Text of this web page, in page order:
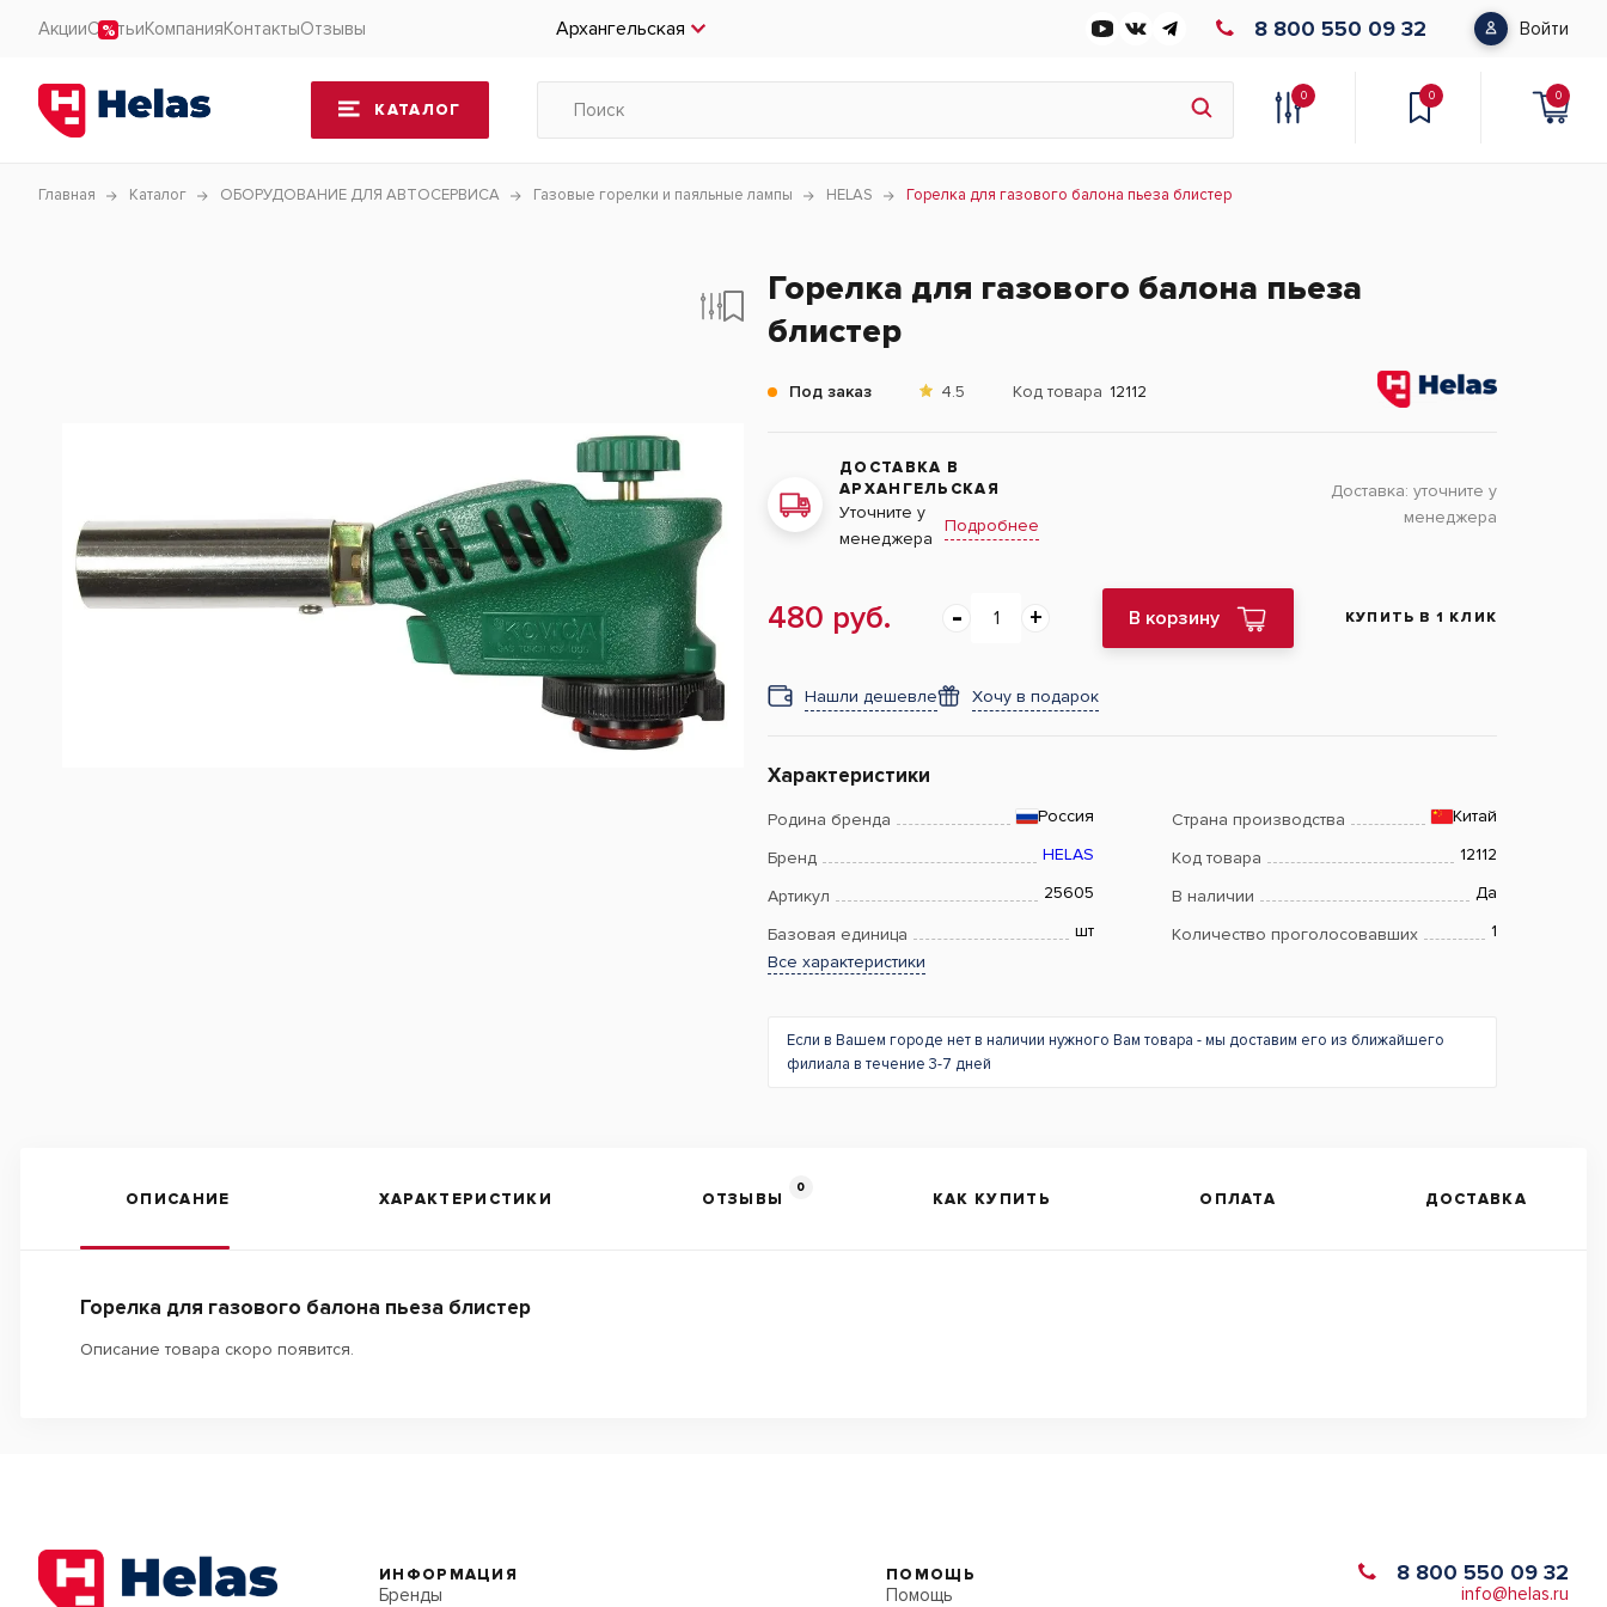
АкцииСтатьиКомпанияКонтактыОтзывы Архангельская 8 800 550 09 32 Войти
КАТАЛОГ
0 0 0
Главная Каталог ОБОРУДОВАНИЕ ДЛЯ АВТОСЕРВИСА Газовые горелки и паяльные лампы HELAS Горелка для газового балона пьеза блистер
Горелка для газового балона пьеза
блистер
Под заказ 4.5 Код товара 12112
ДОСТАВКА В
АРХАНГЕЛЬСКАЯ
Уточните у
менеджера
Подробнее
Доставка: уточните у
менеджера
480 руб. В корзину КУПИТЬ В 1 КЛИК
Нашли дешевле Хочу в подарок
Характеристики
Родина бренда Россия Страна производства Китай
Бренд HELAS Код товара 12112
Артикул 25605 В наличии Да
Базовая единица шт Количество проголосовавших
1
Все характеристики
Если в Вашем городе нет в наличии нужного Вам товара - мы доставим его из ближайшего
филиала в течение 3-7 дней
ОПИСАНИЕ ХАРАКТЕРИСТИКИ ОТЗЫВЫ
0
КАК КУПИТЬ ОПЛАТА ДОСТАВКА
Горелка для газового балона пьеза блистер
Описание товара скоро появится.
ИНФОРМАЦИЯ
Бренды
ПОМОЩЬ
Помощь
8 800 550 09 32
info@helas.ru